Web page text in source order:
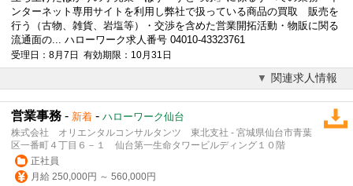
ンターネット専用サイトを利用し弊社で扱っている商品の買取 販売を
行う（古物、雑貨、岩塩等）・交渉を含めた営業開拓活動・物販に関る
流通面の... ハローワーク求人番号 04010-43323761
受理日：8月7日 有効期限：10月31日
関連求人情報
営業事務 - 新着 - ハローワーク仙台
株式会社 オリエンタルコンサルタンツ 東北支社 - 宮城県仙台市青葉
区一番町４丁目６－１ 仙台第一生命タワービルディング１０階
正社員
月給 250,000円 ～ 560,000円